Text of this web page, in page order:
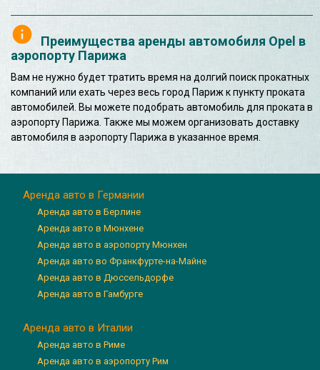
Преимущества аренды автомобиля Opel в
аэропорту Парижа
Вам не нужно будет тратить время на долгий поиск прокатных
компаний или ехать через весь город Париж к пункту проката
автомобилей. Вы можете подобрать автомобиль для проката в
аэропорту Парижа. Также мы можем организовать доставку
автомобиля в аэропорту Парижа в указанное время.
Аренда авто в Германии
Аренда авто в Берлине
Аренда авто в Мюнхене
Аренда авто в аэропорту Мюнхен
Аренда авто во Франкфурте-на-Майне
Аренда авто в Дюссельдорфе
Аренда авто в Гамбурге
Аренда авто в Италии
Аренда авто в Риме
Аренда авто в аэропорту Рим